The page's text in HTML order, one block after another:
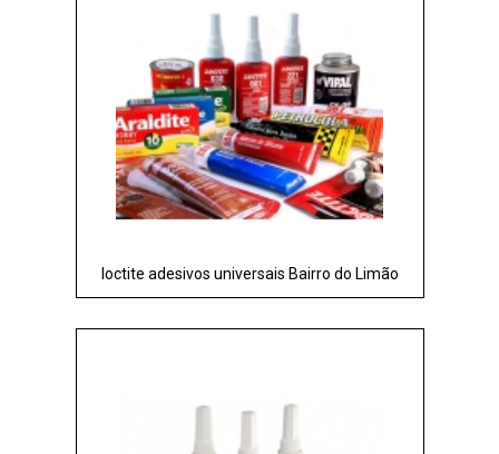
loctite adesivos universais Bairro do Limão